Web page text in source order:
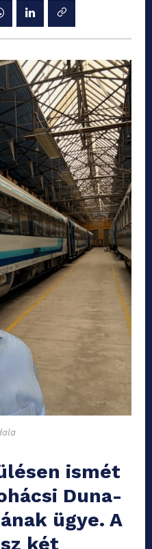
ismét
Duna-
ügye. A
két